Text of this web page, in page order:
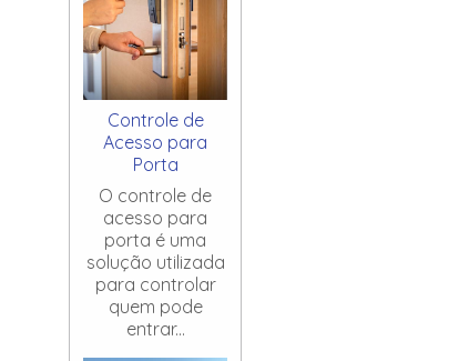
Controle de
Acesso para
Porta
O controle de
acesso para
porta é uma
solução utilizada
para controlar
quem pode
entrar...